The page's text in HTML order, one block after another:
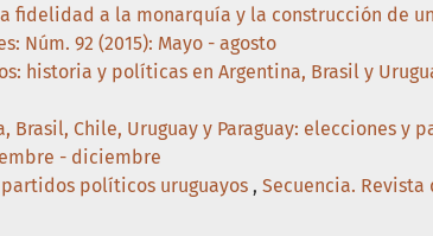
fidelidad a la monarquía y la construcción de
Núm. 92 (2015): Mayo - agosto
historia y políticas en Argentina, Brasil y
Brasil, Chile, Uruguay y Paraguay: elecciones y
- diciembre
políticos uruguayos , Secuencia. Revista